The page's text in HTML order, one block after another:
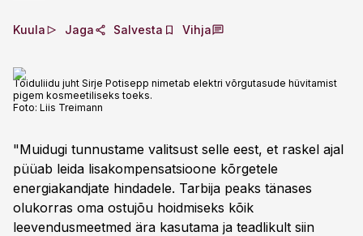
Kuula Jaga Salvesta Vihja
Toiduliidu juht Sirje Potisepp nimetab elektri võrgutasude hüvitamist
pigem kosmeetiliseks toeks.
Foto: Liis Treimann
"Muidugi tunnustame valitsust selle eest, et raskel ajal
püüab leida lisakompensatsioone kõrgetele
energiakandjate hindadele. Tarbija peaks tänases
olukorras oma ostujõu hoidmiseks kõik
leevendusmeetmed ära kasutama ja teadlikult siin